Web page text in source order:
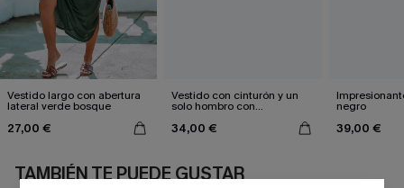
Vestido largo con abertura
lateral verde bosque
27,00 €
Vestido con cinturón y un
solo hombro con
34,00 €
negro
39,00 €
TAMBIÉN TE PUEDE GUSTAR